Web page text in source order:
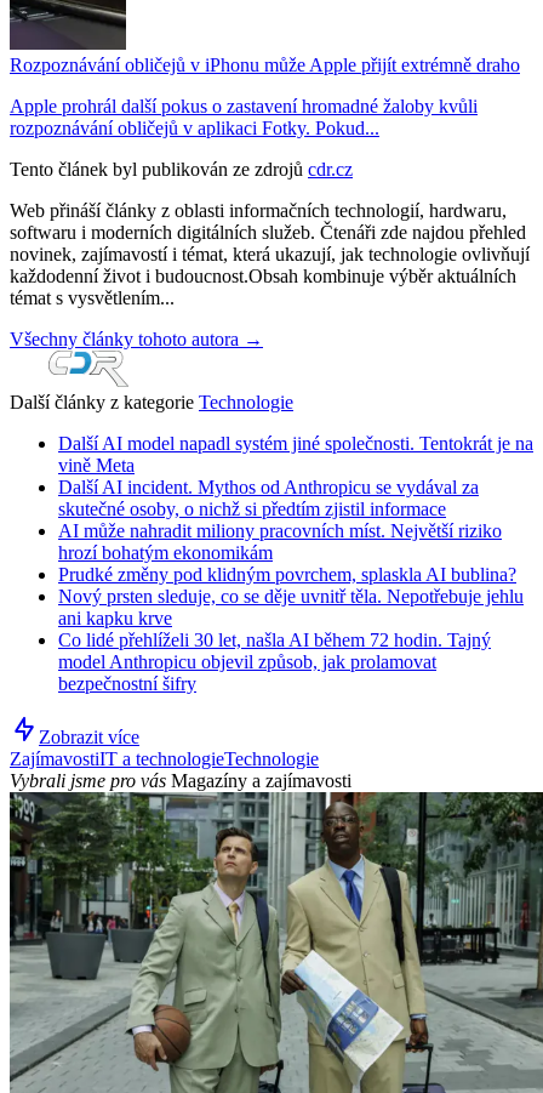
Rozpoznávání obličejů v iPhonu může Apple přijít extrémně draho
Apple prohrál další pokus o zastavení hromadné žaloby kvůli
rozpoznávání obličejů v aplikaci Fotky. Pokud...
Tento článek byl publikován ze zdrojů cdr.cz
Web přináší články z oblasti informačních technologií, hardwaru,
softwaru i moderních digitálních služeb. Čtenáři zde najdou přehled
novinek, zajímavostí i témat, která ukazují, jak technologie ovlivňují
každodenní život i budoucnost.Obsah kombinuje výběr aktuálních
témat s vysvětlením...
Všechny články tohoto autora →
Další články z kategorie Technologie
Další AI model napadl systém jiné společnosti. Tentokrát je na
vině Meta
Další AI incident. Mythos od Anthropicu se vydával za
skutečné osoby, o nichž si předtím zjistil informace
AI může nahradit miliony pracovních míst. Největší riziko
hrozí bohatým ekonomikám
Prudké změny pod klidným povrchem, splaskla AI bublina?
Nový prsten sleduje, co se děje uvnitř těla. Nepotřebuje jehlu
ani kapku krve
Co lidé přehlíželi 30 let, našla AI během 72 hodin. Tajný
model Anthropicu objevil způsob, jak prolamovat
bezpečnostní šifry
Zobrazit více
ZajímavostiIT a technologieTechnologie
Vybrali jsme pro vás Magazíny a zajímavosti